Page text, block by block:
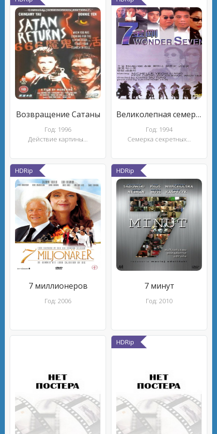
Возвращение Сатаны
Год: 1996
Действие картины...
Великолепная семерка
Год: 1994
Семерка секретных...
HDRip
7 миллионеров
Год: 2006
HDRip
7 минут
Год: 2010
HDRip